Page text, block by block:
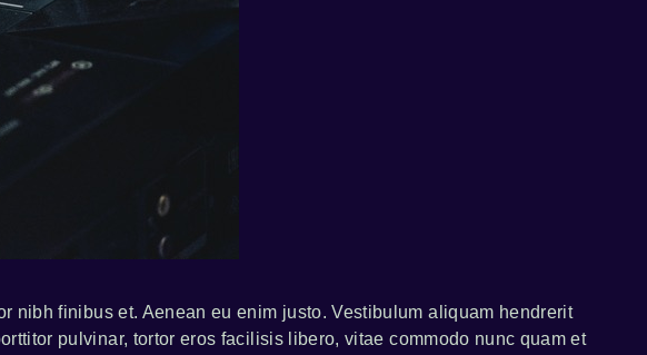
nibh finibus et. Aenean eu enim justo. Vestibulum aliquam hendrerit
pulvinar, tortor eros facilisis libero, vitae commodo nunc quam et